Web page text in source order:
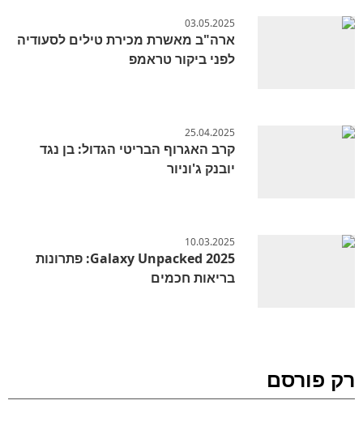
03.05.2025
ארה"ב מאשרת מכירת טילים לסעודיה
לפני ביקור טראמפ
25.04.2025
קרב האגרוף הבריטי הגדול: בן נגד
יובנק ג'וניור
10.03.2025
Galaxy Unpacked 2025: פתרונות
בריאות חכמים
רק פורסם